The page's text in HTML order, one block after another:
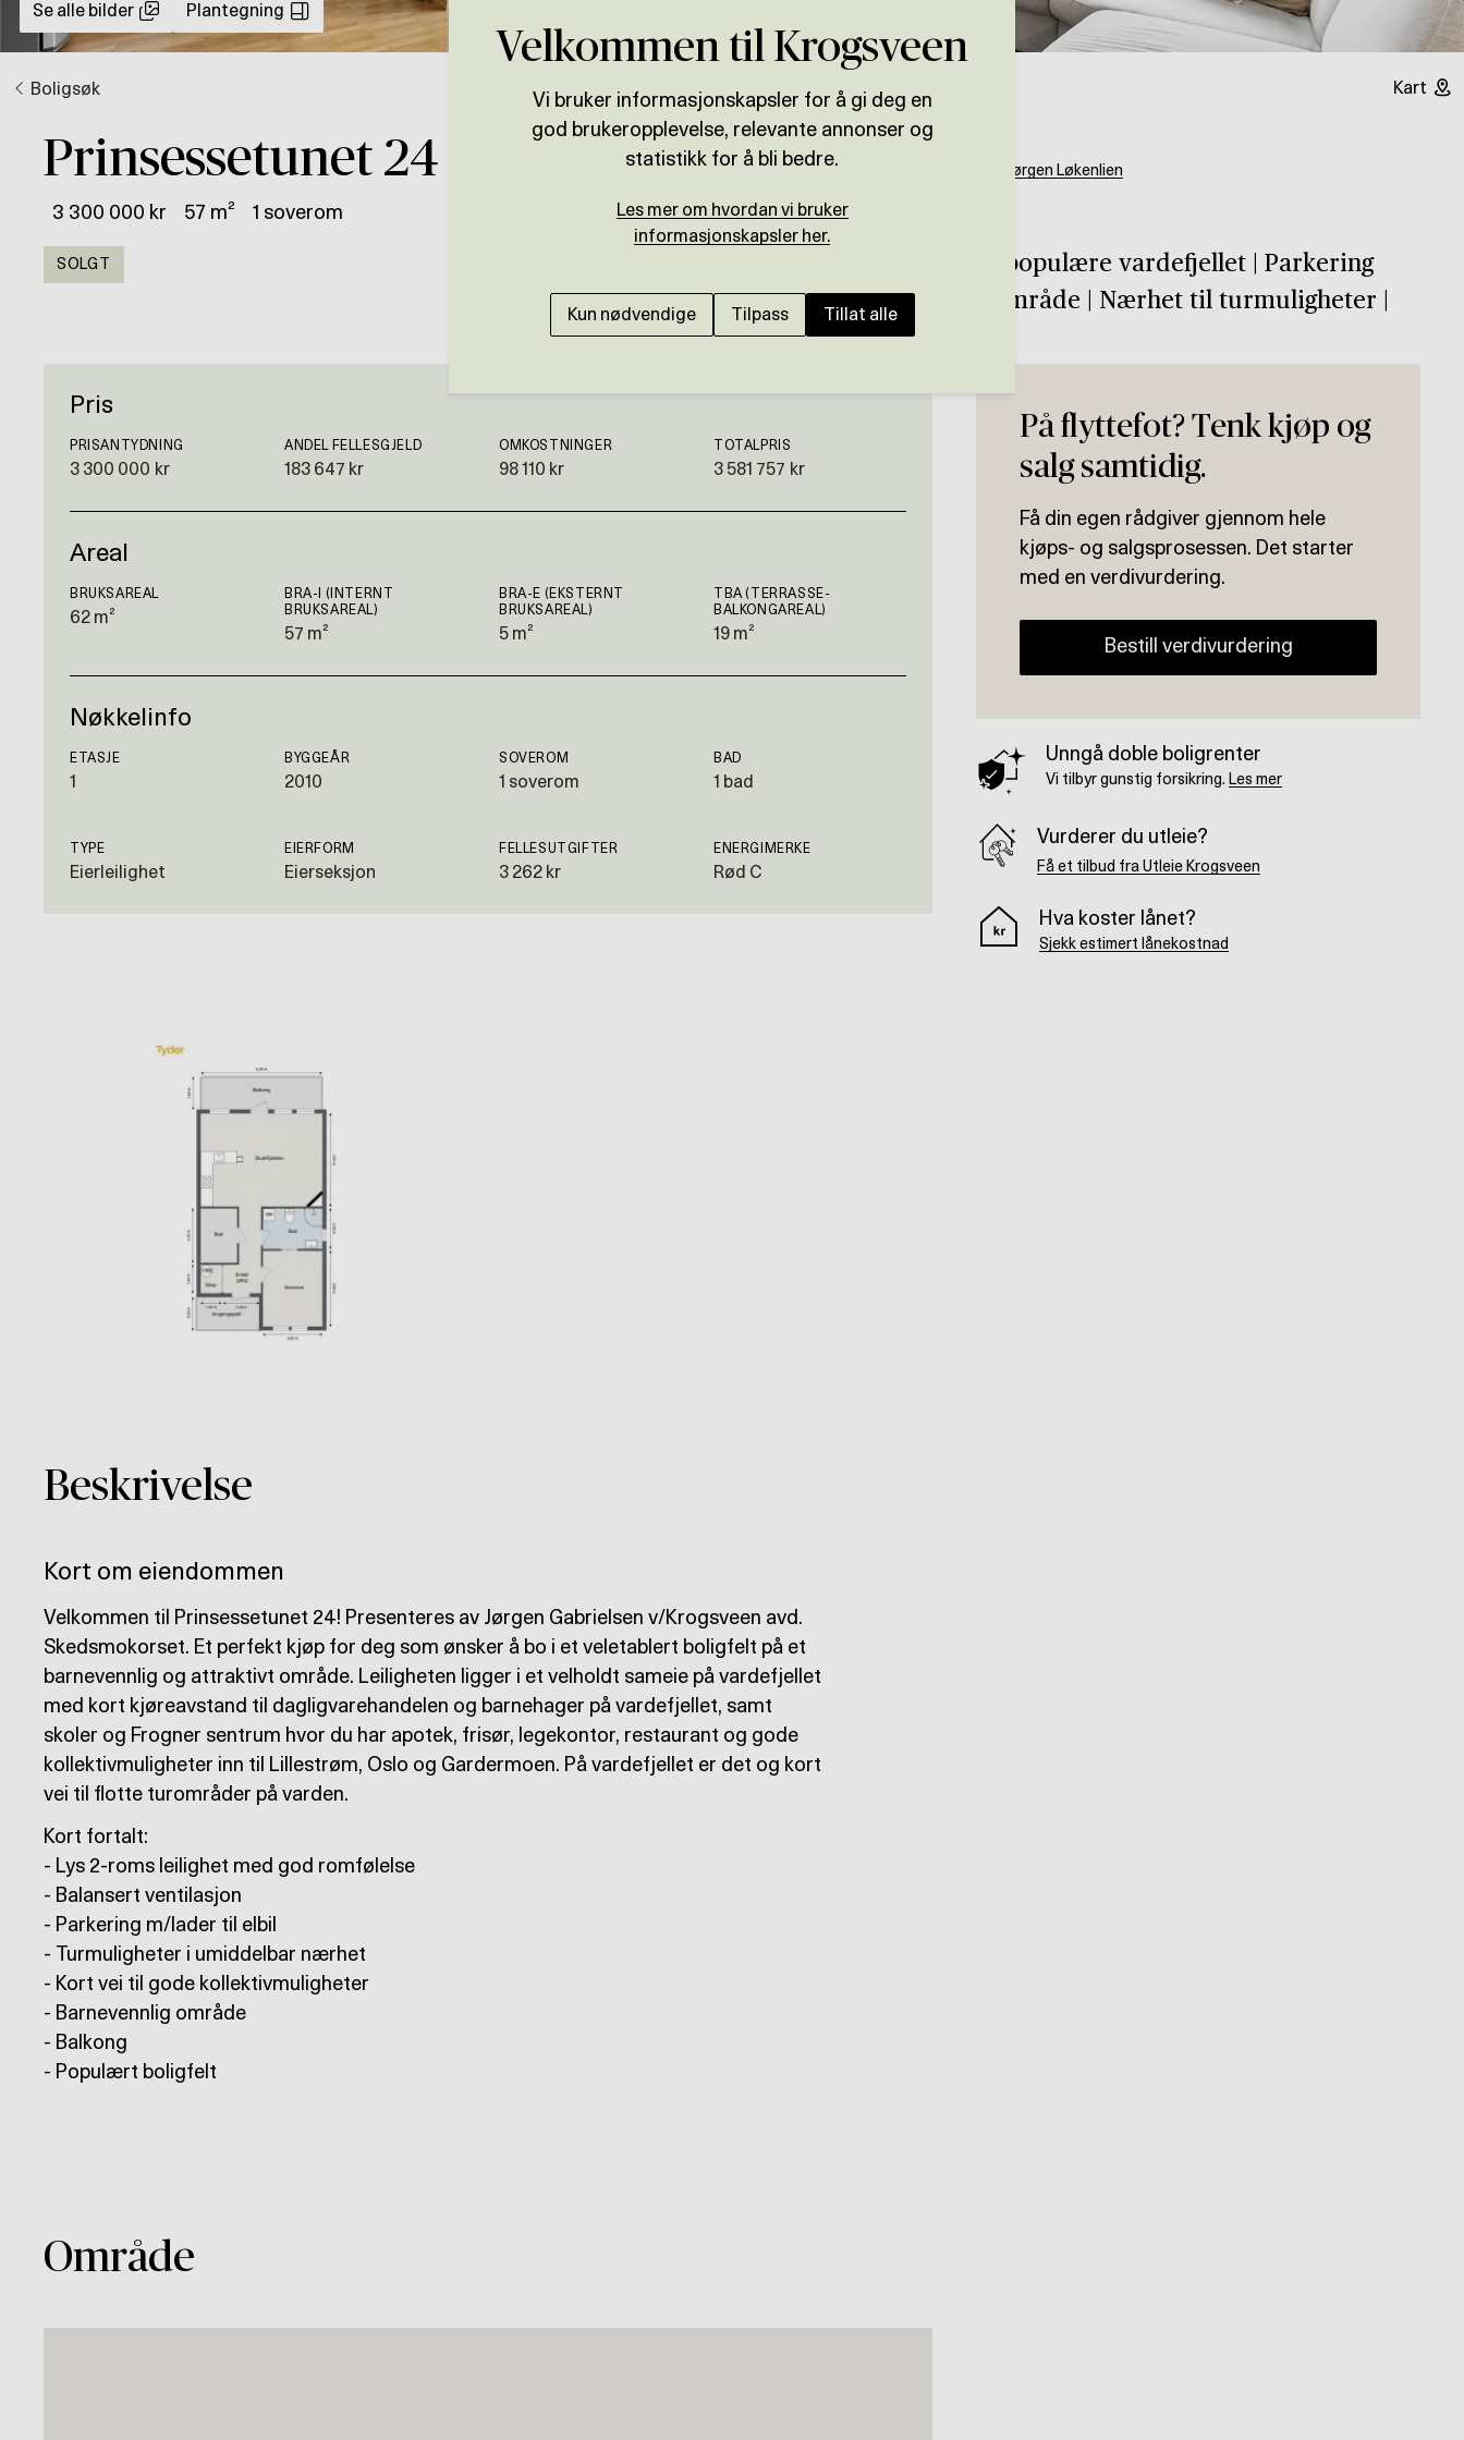
Se alle bilder Plantegning
Boligsøk Kart
Prinsessetunet 24
3 300 000 kr 57 m² 1 soverom
SOLGT
Jørgen Løkenlien
VARDEFJELLET - FROGNER
Attraktiv 2-r leilighet på populære vardefjellet | Parkering
m/lader | Barnevennlig område | Nærhet til turmuligheter |
Pris
PRISANTYDNING
3 300 000 kr
ANDEL FELLESGJELD
183 647 kr
OMKOSTNINGER
98 110 kr
TOTALPRIS
3 581 757 kr
Areal
BRUKSAREAL
62 m²
BRA-I (INTERNT
BRUKSAREAL)
57 m²
BRA-E (EKSTERNT
BRUKSAREAL)
5 m²
TBA (TERRASSE-
BALKONGAREAL)
19 m²
Nøkkelinfo
ETASJE
1
BYGGEÅR
2010
SOVEROM
1 soverom
BAD
1 bad
TYPE
Eierleilighet
EIERFORM
Eierseksjon
FELLESUTGIFTER
3 262 kr
ENERGIMERKE
Rød C
Beskrivelse
Kort om eiendommen
Velkommen til Prinsessetunet 24! Presenteres av Jørgen Gabrielsen v/Krogsveen avd.
Skedsmokorset. Et perfekt kjøp for deg som ønsker å bo i et veletablert boligfelt på et
barnevennlig og attraktivt område. Leiligheten ligger i et velholdt sameie på vardefjellet
med kort kjøreavstand til dagligvarehandelen og barnehager på vardefjellet, samt
skoler og Frogner sentrum hvor du har apotek, frisør, legekontor, restaurant og gode
kollektivmuligheter inn til Lillestrøm, Oslo og Gardermoen. På vardefjellet er det og kort
vei til flotte turområder på varden.
Kort fortalt:
- Lys 2-roms leilighet med god romfølelse
- Balansert ventilasjon
- Parkering m/lader til elbil
- Turmuligheter i umiddelbar nærhet
- Kort vei til gode kollektivmuligheter
- Barnevennlig område
- Balkong
- Populært boligfelt
Område
På flyttefot? Tenk kjøp og
salg samtidig.
Få din egen rådgiver gjennom hele
kjøps- og salgsprosessen. Det starter
med en verdivurdering.
Bestill verdivurdering
Unngå doble boligrenter
Vi tilbyr gunstig forsikring. Les mer
Vurderer du utleie?
Få et tilbud fra Utleie Krogsveen
Hva koster lånet?
Sjekk estimert lånekostnad
Velkommen til Krogsveen
Vi bruker informasjonskapsler for å gi deg en
god brukeropplevelse, relevante annonser og
statistikk for å bli bedre.
Les mer om hvordan vi bruker
informasjonskapsler her.
Kun nødvendige Tilpass Tillat alle